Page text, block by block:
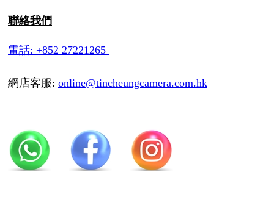
聯絡我們
電話: +852 27221265
網店客服: online@tincheungcamera.com.hk